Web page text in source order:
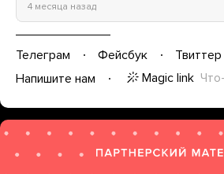
4 месяца назад
Телеграм Фейсбук Твиттер
Напишите нам
Magic link